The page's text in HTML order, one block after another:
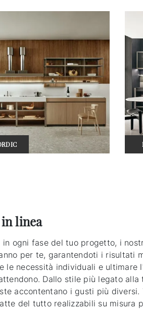
linea
ogni fase del tuo progetto, i
per te, garantendoti i risultati
le necessità individuali e
Dallo stile più legato
accontentano i gusti più
del tutto realizzabili su misura